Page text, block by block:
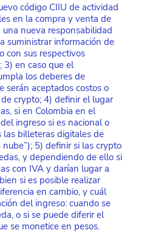
código CIIU de actividad
en la compra y venta de
nueva responsabilidad
suministrar información de
con sus respectivos
3) en caso que el
los deberes de
serán aceptados costos o
crypto; 4) definir el lugar
si en Colombia en el
ingreso si es nacional o
billeteras digitales de
5) definir si las crypto
y dependiendo de ello si
con IVA y darían lugar a
si es posible realizar
en cambio, y cuál
del ingreso: cuando se
o si se puede diferir el
se monetice en pesos.